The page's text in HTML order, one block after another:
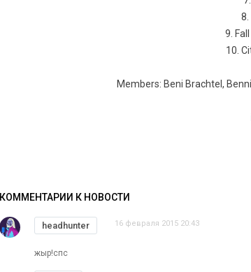
9.
10.
Members: Beni Brachtel,
КОММЕНТАРИИ К НОВОСТИ
headhunter 16 февраля 2015 20:43
жыр!спс